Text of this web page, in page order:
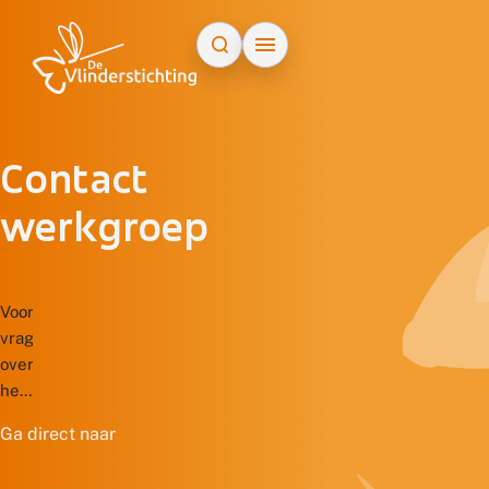
Contact
werkgroep
Voor
vragen
over
het
administratieve
Ga direct naar